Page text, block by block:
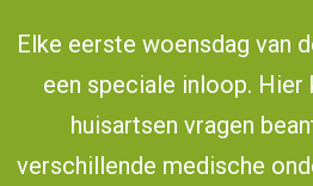
Elke eerste woensdag van
een speciale inloop.
huisartsen vragen
verschillende medische